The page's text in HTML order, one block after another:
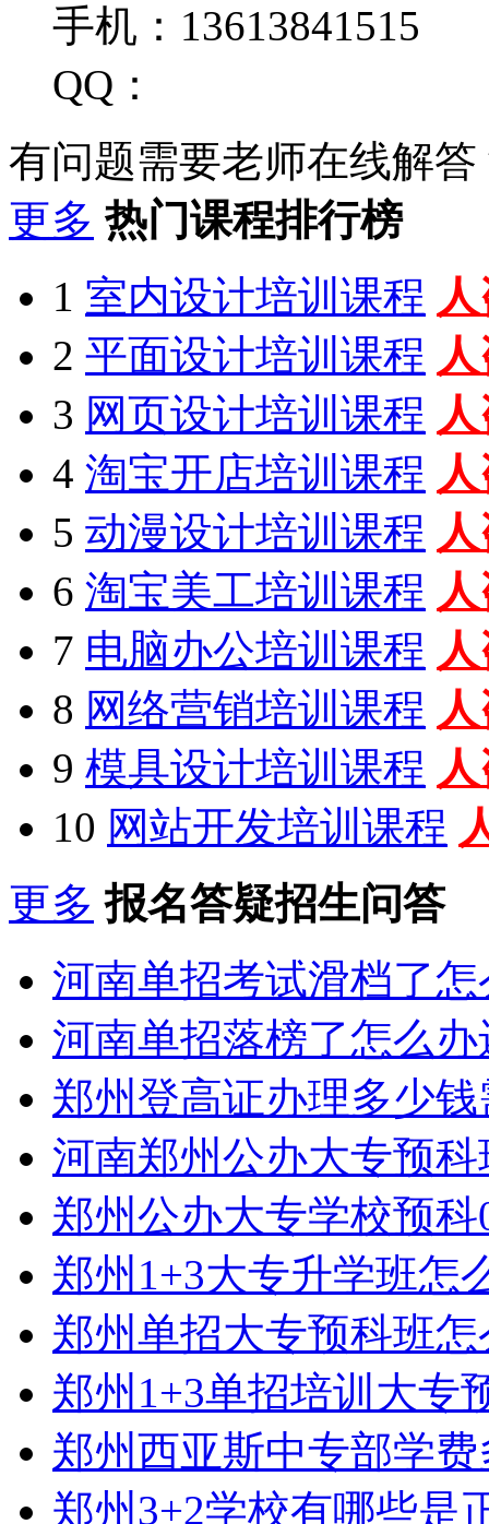
手机：13613841515
QQ：
有问题需要老师在线解答
更多 热门课程排行榜
1 室内设计培训课程
2 平面设计培训课程
3 网页设计培训课程
4 淘宝开店培训课程
5 动漫设计培训课程
6 淘宝美工培训课程
7 电脑办公培训课程
8 网络营销培训课程
9 模具设计培训课程
10 网站开发培训课程
更多 报名答疑招生问答
河南单招考试滑档了
河南单招落榜了怎么
郑州登高证办理多少
河南郑州公办大专预
郑州公办大专学校预
郑州1+3大专升学班怎
郑州单招大专预科班
郑州1+3单招培训大专
郑州西亚斯中专部学
郑州3+2学校有哪些是